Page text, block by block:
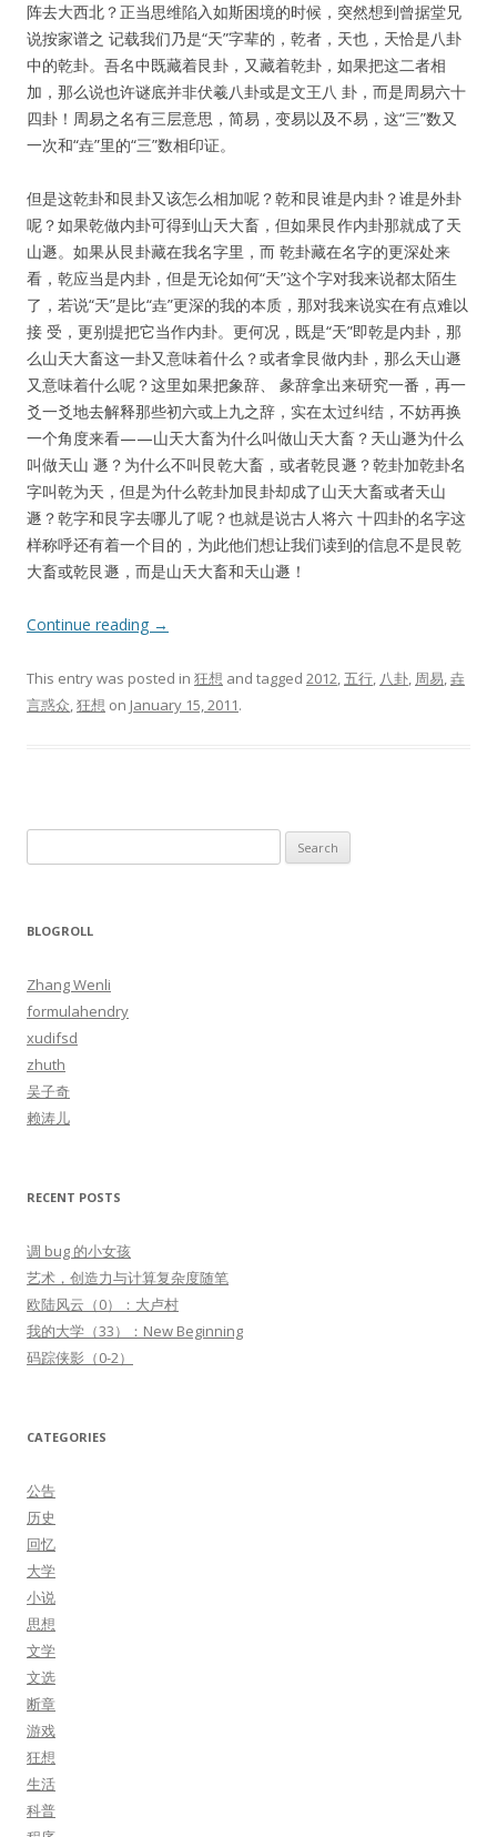
阵去大西北？正当思维陷入如斯困境的时候，突然想到曾据堂兄
说按家谱之 记载我们乃是“天”字辈的，乾者，天也，天恰是八卦
中的乾卦。吾名中既藏着艮卦，又藏着乾卦，如果把这二者相
加，那么说也许谜底并非伏羲八卦或是文王八 卦，而是周易六十
四卦！周易之名有三层意思，简易，变易以及不易，这“三”数又
一次和“垚”里的“三”数相印证。
但是这乾卦和艮卦又该怎么相加呢？乾和艮谁是内卦？谁是外卦
呢？如果乾做内卦可得到山天大畜，但如果艮作内卦那就成了天
山遯。如果从艮卦藏在我名字里，而 乾卦藏在名字的更深处来
看，乾应当是内卦，但是无论如何“天”这个字对我来说都太陌生
了，若说“天”是比“垚”更深的我的本质，那对我来说实在有点难以
接 受，更别提把它当作内卦。更何况，既是“天”即乾是内卦，那
么山天大畜这一卦又意味着什么？或者拿艮做内卦，那么天山遯
又意味着什么呢？这里如果把象辞、 彖辞拿出来研究一番，再一
爻一爻地去解释那些初六或上九之辞，实在太过纠结，不妨再换
一个角度来看——山天大畜为什么叫做山天大畜？天山遯为什么
叫做天山 遯？为什么不叫艮乾大畜，或者乾艮遯？乾卦加乾卦名
字叫乾为天，但是为什么乾卦加艮卦却成了山天大畜或者天山
遯？乾字和艮字去哪儿了呢？也就是说古人将六 十四卦的名字这
样称呼还有着一个目的，为此他们想让我们读到的信息不是艮乾
大畜或乾艮遯，而是山天大畜和天山遯！
Continue reading →
This entry was posted in 狂想 and tagged 2012,五行, 八卦, 周易,垚
言惑众,狂想 on January 15, 2011.
e
r
h
f
BLOGROLL
Zhang Wenli
formulahendry
xudifsd
zhuth
吴子奇
赖涛儿
RECENT POSTS
调 bug 的小女孩
艺术，创造力与计算复杂度随笔
欧陆风云（0）：大卢村
我的大学（33）：New Beginning
码踪侠影（0-2）
CATEGORIES
公告
历史
回忆
大学
小说
思想
文学
文选
断章
游戏
狂想
生活
科普